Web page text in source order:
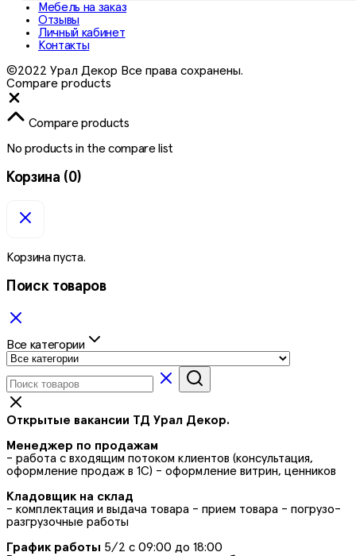
Мебель на заказ
Отзывы
Личный кабинет
Контакты
©2022 Урал Декор Все права сохранены.
Compare products
Compare products
No products in the compare list
Корзина (0)
Корзина пуста.
Поиск товаров
Все категории
Открытые вакансии ТД Урал Декор.
Менеджер по продажам
- работа с входящим потоком клиентов (консультация,
оформление продаж в 1С) - оформление витрин, ценников
Кладовщик на склад
- комплектация и выдача товара - прием товара - погрузо-
разгрузочные работы
График работы 5/2 с 09:00 до 18:00